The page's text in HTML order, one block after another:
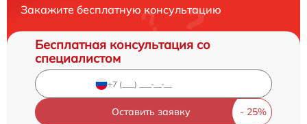
Закажите бесплатную консультацию
Бесплатная консультация со
специалистом
Оставить заявку